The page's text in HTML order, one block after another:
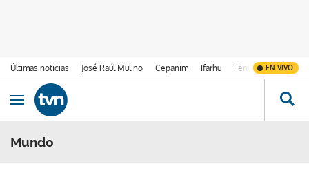
Últimas noticias José Raúl Mulino Cepanim Ifarhu Fenómeno de El
EN VIVO
Ir al contenido
Obrir navegació
Mundo